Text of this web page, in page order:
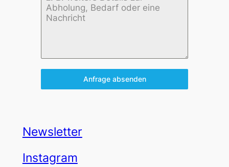
Anfrage absenden
Newsletter
Instagram